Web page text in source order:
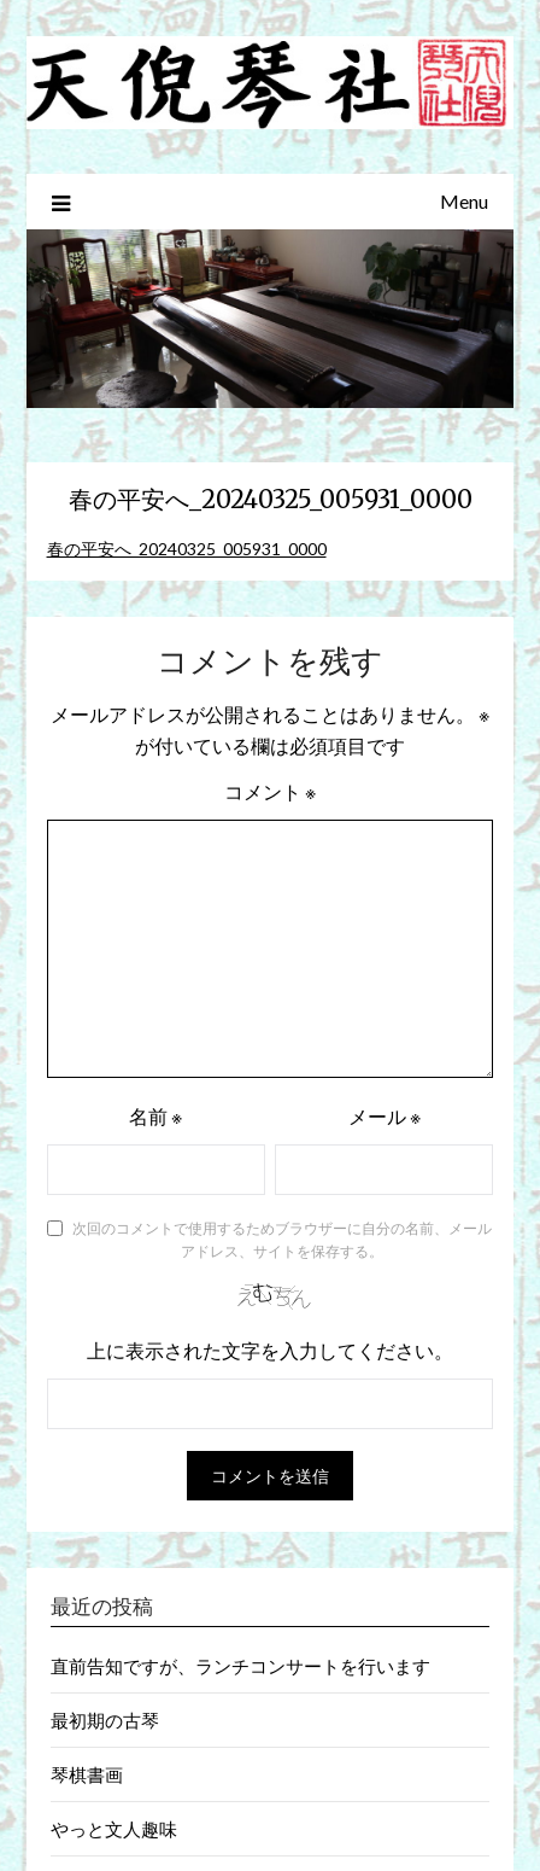
Skip
to
content
Menu
春の平安へ_20240325_005931_0000
春の平安へ_20240325_005931_0000
コメントを残す
メールアドレスが公開されることはありません。
※
が付いている欄は必須項目です
コメント ※
名前※ メール※
次回のコメントで使用するためブラウザーに自分の名前、メール
アドレス、サイトを保存する。
上に表示された文字を入力してください。
最近の投稿
直前告知ですが、ランチコンサートを行います
最初期の古琴
琴棋書画
やっと文人趣味